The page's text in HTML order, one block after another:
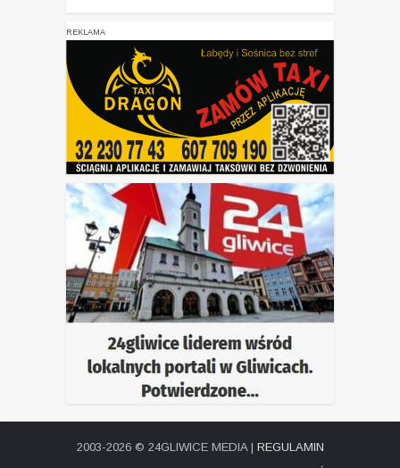
REKLAMA
2003-2026 © 24GLIWICE MEDIA | REGULAMIN